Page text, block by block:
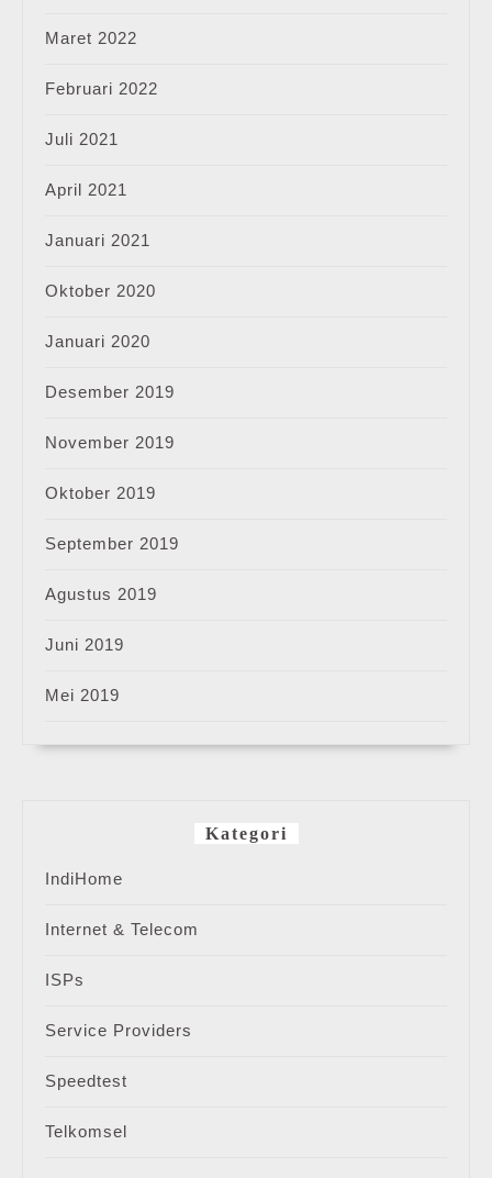
Maret 2022
Februari 2022
Juli 2021
April 2021
Januari 2021
Oktober 2020
Januari 2020
Desember 2019
November 2019
Oktober 2019
September 2019
Agustus 2019
Juni 2019
Mei 2019
Kategori
IndiHome
Internet & Telecom
ISPs
Service Providers
Speedtest
Telkomsel